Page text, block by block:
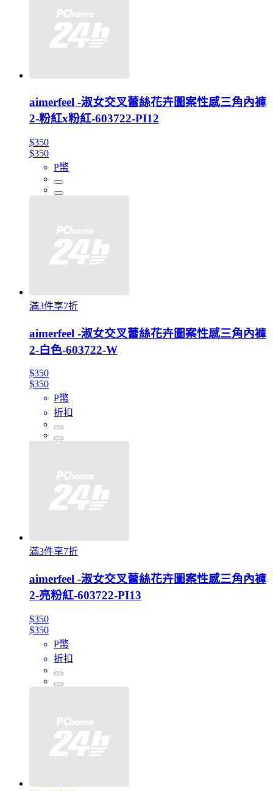
aimerfeel -淑女交叉蕾絲花卉圖案性感三角內褲
2-粉紅x粉紅-603722-PI12
$350
$350
P幣
滿3件享7折
aimerfeel -淑女交叉蕾絲花卉圖案性感三角內褲
2-白色-603722-W
$350
$350
P幣
折扣
滿3件享7折
aimerfeel -淑女交叉蕾絲花卉圖案性感三角內褲
2-亮粉紅-603722-PI13
$350
$350
P幣
折扣